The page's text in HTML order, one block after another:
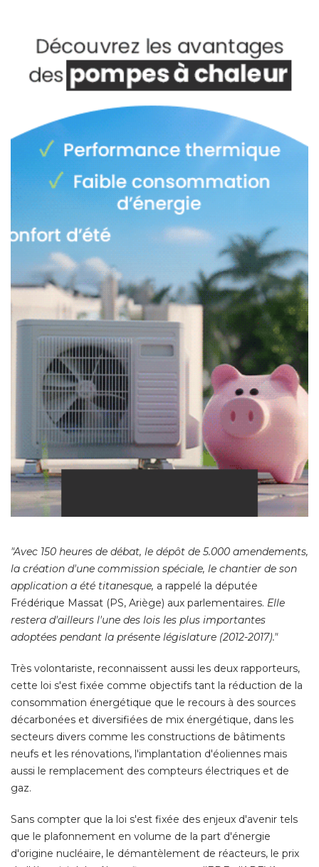
"Avec 150 heures de débat, le dépôt de 5.000 amendements,
la création d'une commission spéciale, le chantier de son
application a été titanesque, a rappelé la députée
Frédérique Massat (PS, Ariège) aux parlementaires. Elle
restera d'ailleurs l'une des lois les plus importantes
adoptées pendant la présente législature (2012-2017)."
Très volontariste, reconnaissent aussi les deux rapporteurs,
cette loi s'est fixée comme objectifs tant la réduction de la
consommation énergétique que le recours à des sources
décarbonées et diversifiées de mix énergétique, dans les
secteurs divers comme les constructions de bâtiments
neufs et les rénovations, l'implantation d'éoliennes mais
aussi le remplacement des compteurs électriques et de
gaz.
Sans compter que la loi s'est fixée des enjeux d'avenir tels
que le plafonnement en volume de la part d'énergie
d'origine nucléaire, le démantèlement de réacteurs, le prix